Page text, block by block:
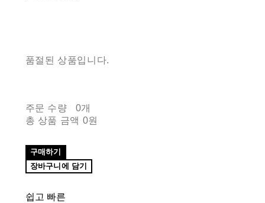
품절된 상품입니다.
주문 수량
0개
총 상품 금액 0원
구매하기
장바구니에 담기
쉽고 빠른